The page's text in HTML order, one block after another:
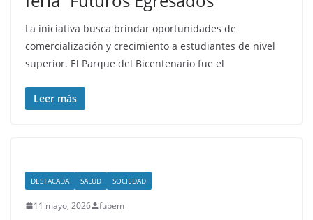
La iniciativa busca brindar oportunidades de
comercialización y crecimiento a estudiantes de nivel
superior. El Parque del Bicentenario fue el
Leer más
DESTACADA SALUD SOCIEDAD
11 mayo, 2026 fupem